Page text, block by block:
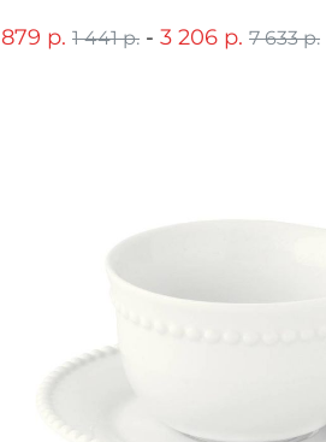
879 р. 1 441 р. -3 206 р. 7 633 р.